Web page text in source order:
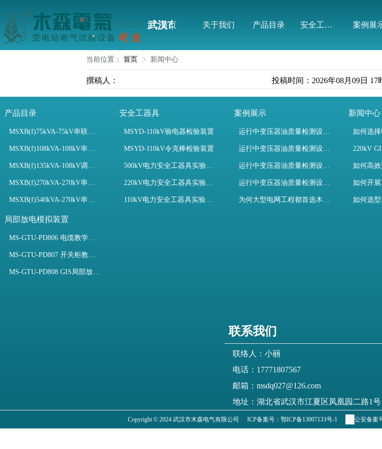
武汉市木森电气有限公司
首页 关于我们 产品目录 安全工器具 案例展
当前位置： 首页 新闻中心
撰稿人： 投稿时间：2026年08月09日 17
产品目录
MSXB(f)75kVA-75kV串联谐振装置
MSXB(f)108kVA-108kV串联谐振试验装置
MSXB(f)135kVA-108kV调频串联谐振试验装置
MSXB(f)270kVA-270kV串联谐振
MSXB(f)540kVA-270kV串联谐振试验装置
安全工器具
MSYD-110kV验电器检验装置
MSYD-110kV令克棒检验装置
500kV电力安全工器具实验室配置
220kV电力安全工器具实验室配置
110kV电力安全工器具实验室配置
案例展示
运行中变压器油质量检测设备有哪些优势？
运行中变压器油质量检测设备如何维护？
运行中变压器油质量检测设备包括哪些？
运行中变压器油质量检测设备如何选型？
为何大型电网工程都首选木森电气成套电力测试设备？
新闻中心
如何选择电网
220kV GIS局
如何高效选
如何开展35kV
如何选型
局部放电模拟装置
MS-GTU-PD806 电缆教学用局部放电模拟装置
MS-GTU-PD807 开关柜教学用局部放电模拟装置
MS-GTU-PD808 GIS局部放电模拟系统
联系我们
联络人：小丽
电话：17771807567
邮箱：msdq027@126.com
地址：湖北省武汉市江夏区凤凰园二路1号
Copyright © 2024 武汉市木森电气有限公司 ICP备案号： 鄂ICP备13007133号-1 公安备案